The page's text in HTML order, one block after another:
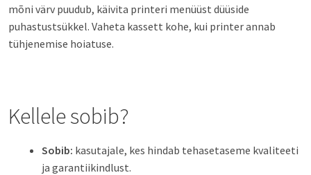
mõni värv puudub, käivita printeri menüüst düüside
puhastustsükkel. Vaheta kassett kohe, kui printer annab
tühjenemise hoiatuse.
Kellele sobib?
Sobib: kasutajale, kes hindab tehasetaseme kvaliteeti
ja garantiikindlust.